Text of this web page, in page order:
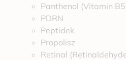
Panthenol (Vitamin
PDRN
Peptidek
Propolisz
Retinal